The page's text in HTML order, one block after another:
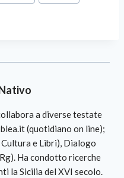
a diverse testate
(quotidiano on line);
e Libri), Dialogo
Ha condotto ricerche
la Sicilia del XVI secolo.